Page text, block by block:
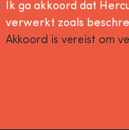
Ik ga akkoord dat
verwerkt zoals
Akkoord is vereist om